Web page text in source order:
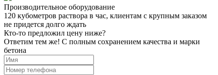
Производительное оборудование
120 кубометров раствора в час, клиентам с крупным заказом
не придется долго ждать
Кто-то предложил цену ниже?
Ответим тем же! С полным сохранением качества и марки
бетона